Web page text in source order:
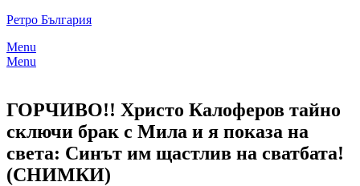
Skip
content
Ретро България
Menu
Menu
ГОРЧИВО!! Христо Калоферов тайно
сключи брак с Мила и я показа на
света: Синът им щастлив на сватбата!
(СНИМКИ)